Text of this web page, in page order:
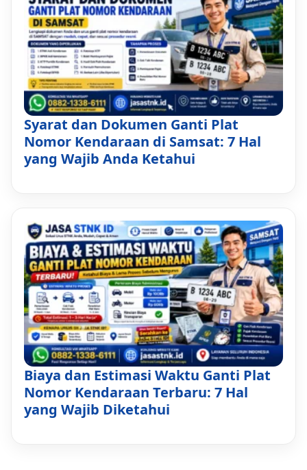
Syarat dan Dokumen Ganti Plat
Nomor Kendaraan di Samsat: 7 Hal
yang Wajib Anda Ketahui
Biaya dan Estimasi Waktu Ganti Plat
Nomor Kendaraan Terbaru: 7 Hal
yang Wajib Diketahui